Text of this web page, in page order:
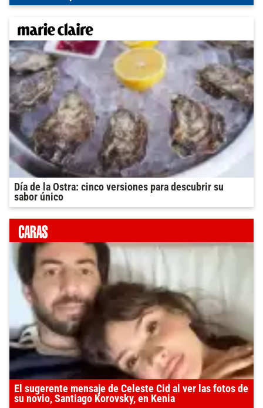
Día de la Ostra: cinco versiones para descubrir su
sabor único
El sugerente mensaje de Celeste Cid al ver las fotos de
su novio, Santiago Korovsky, en Kenia